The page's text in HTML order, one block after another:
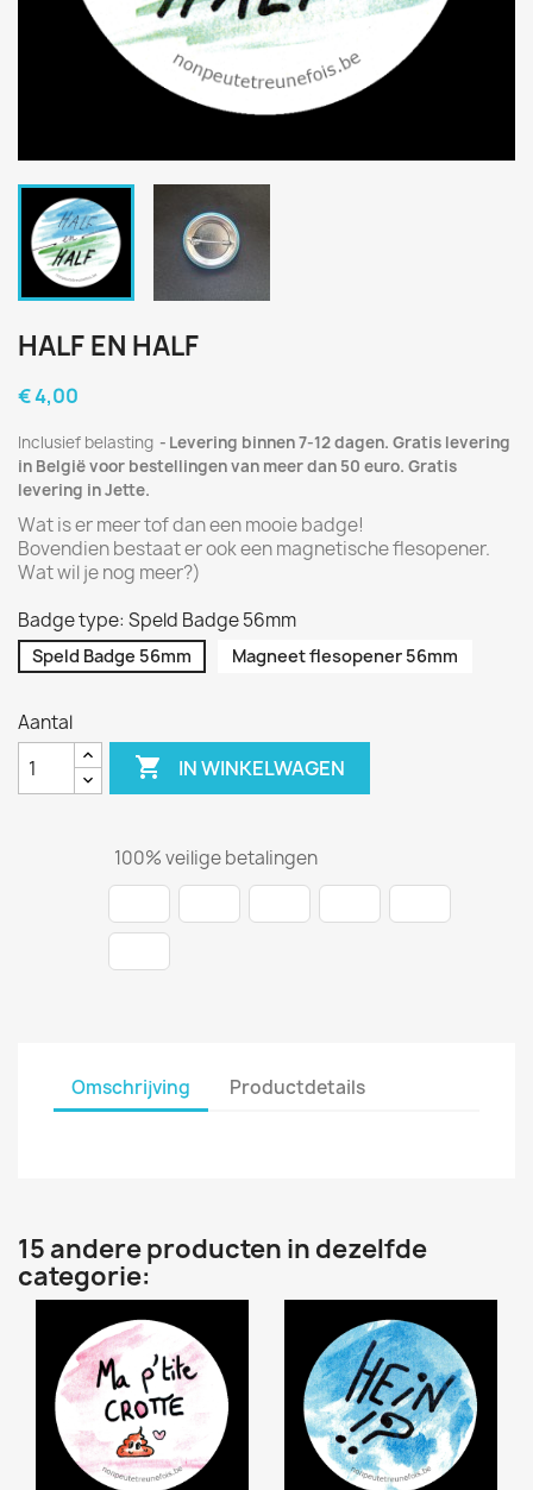
HALF EN HALF
€ 4,00
Inclusief belasting
Levering binnen 7-12 dagen. Gratis levering
in België voor bestellingen van meer dan 50 euro. Gratis
levering in Jette.
Wat is er meer tof dan een mooie badge!
Bovendien bestaat er ook een magnetische flesopener.
Wat wil je nog meer?)
Badge type: Speld Badge 56mm
Speld Badge 56mm Magneet flesopener 56mm
Aantal
 IN WINKELWAGEN
100% veilige betalingen
Omschrijving Productdetails
15 andere producten in dezelfde
categorie: